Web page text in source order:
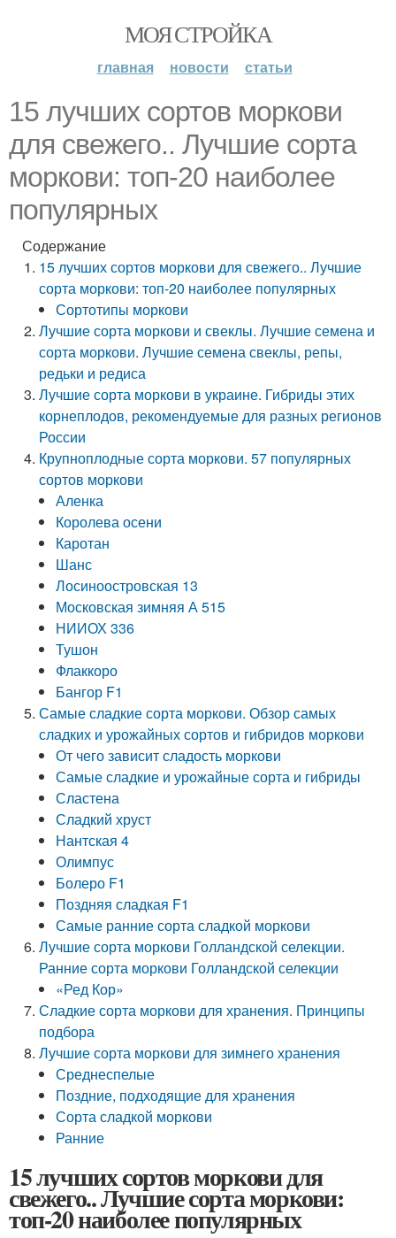
МОЯ СТРОЙКА
главная новости статьи
15 лучших сортов моркови
для свежего.. Лучшие сорта
моркови: топ-20 наиболее
популярных
Содержание
15 лучших сортов моркови для свежего.. Лучшие
сорта моркови: топ-20 наиболее популярных
Сортотипы моркови
Лучшие сорта моркови и свеклы. Лучшие семена и
сорта моркови. Лучшие семена свеклы, репы,
редьки и редиса
Лучшие сорта моркови в украине. Гибриды этих
корнеплодов, рекомендуемые для разных регионов
России
Крупноплодные сорта моркови. 57 популярных
сортов моркови
Аленка
Королева осени
Каротан
Шанс
Лосиноостровская 13
Московская зимняя А 515
НИИОХ 336
Тушон
Флаккоро
Бангор F1
Самые сладкие сорта моркови. Обзор самых
сладких и урожайных сортов и гибридов моркови
От чего зависит сладость моркови
Самые сладкие и урожайные сорта и гибриды
Сластена
Сладкий хруст
Нантская 4
Олимпус
Болеро F1
Поздняя сладкая F1
Самые ранние сорта сладкой моркови
Лучшие сорта моркови Голландской селекции.
Ранние сорта моркови Голландской селекции
«Ред Кор»
Сладкие сорта моркови для хранения. Принципы
подбора
Лучшие сорта моркови для зимнего хранения
Среднеспелые
Поздние, подходящие для хранения
Сорта сладкой моркови
Ранние
15 лучших сортов моркови для
свежего.. Лучшие сорта моркови:
топ-20 наиболее популярных